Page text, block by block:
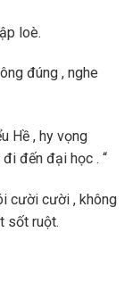
loè.
đúng , nghe
Hề , hy vọng
đến đại học . “
cười cười , không
sốt ruột.